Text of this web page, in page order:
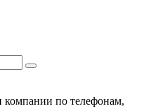
компании по телефонам,